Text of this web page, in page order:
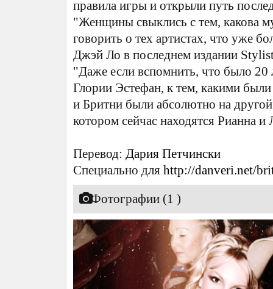
правила игры и открыли путь
"Женщины свыклись с тем, какова
говорить о тех артистах, что уже
Джэй Ло в последнем издании
"Даже если вспомнить, что было 20
Глории Эстефан, к тем, какими
и Бритни были абсолютно на
котором сейчас находятся Рианна и
Перевод: Дария Петчински
Специально для http://danveri.net/
Фотографии (1 )